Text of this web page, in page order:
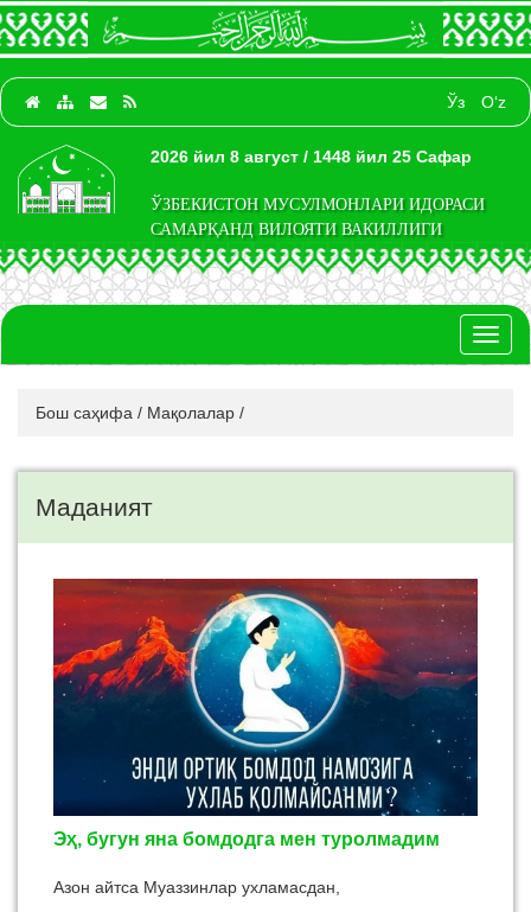
Ўз O‘z
2026 йил 8 август / 1448 йил 25 Сафар
ЎЗБЕКИСТОН МУСУЛМОНЛАРИ ИДОРАСИ
САМАРҚАНД ВИЛОЯТИ ВАКИЛЛИГИ
Бош саҳифа / Мақолалар /
Маданият
Эҳ, бугун яна бомдодга мен туролмадим
Азон айтса Муаззинлар ухламасдан,